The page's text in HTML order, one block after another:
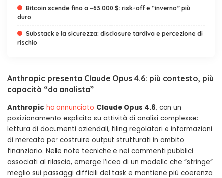
Bitcoin scende fino a ~63.000 $: risk-off e “inverno” più
duro
Substack e la sicurezza: disclosure tardiva e percezione di
rischio
Anthropic presenta Claude Opus 4.6: più contesto, più
capacità “da analista”
Anthropic ha annunciato Claude Opus 4.6, con un
posizionamento esplicito su attività di analisi complesse:
lettura di documenti aziendali, filing regolatori e informazioni
di mercato per costruire output strutturati in ambito
finanziario. Nelle note tecniche e nei commenti pubblici
associati al rilascio, emerge l’idea di un modello che “stringe”
meglio sui passaggi difficili del task e mantiene più coerenza